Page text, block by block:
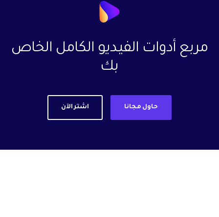
مربع أدوات الفيديو الكامل الخاص
بك
حاول مجانا اشتر الآن